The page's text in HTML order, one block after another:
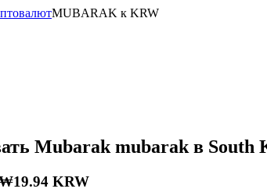
MUBARAK к KRW
Mubarak mubarak в South
KRW